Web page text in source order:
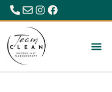
0680/23 86 984
office@hygiene-